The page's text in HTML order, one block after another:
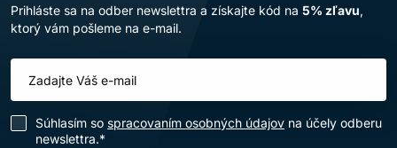
Prihláste sa na odber newslettra a získajte kód na 5% zľavu,
ktorý vám pošleme na e-mail.
Súhlasím so spracovaním osobných údajov na účely odberu
newslettra.*